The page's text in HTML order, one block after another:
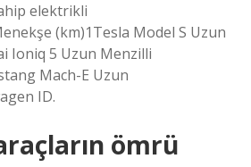
elektrikli
(km)1Tesla Model S Uzun
Ioniq 5 Uzun Menzilli
Mach-E Uzun
ID.
ömrü